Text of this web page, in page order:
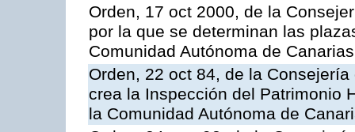
Orden, 17 oct 2000, de la
por la que se determinan las
Comunidad Autónoma de Canarias
Orden, 22 oct 84, de la
crea la Inspección del Patrimonio
la Comunidad Autónoma de